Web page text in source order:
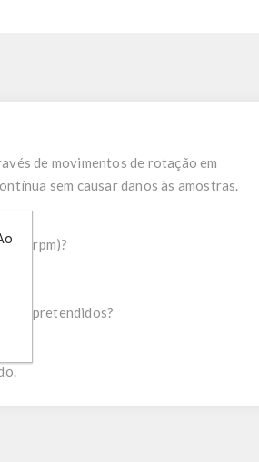
de movimentos de rotação em
sem causar danos às amostras.
70 rpm)?
pretendidos?